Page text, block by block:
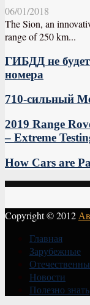
06/01/2018
The Sion, an
range of 250 km...
ГИБДД не
номера
710-сильный
2019 Range
– Extreme
How Cars are
Copyright © 2012
Главная
Зарубежные
Новости
Полезно знать